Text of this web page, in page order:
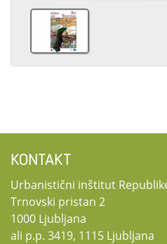
KONTAKT
Urbanistični inštitut
Trnovski pristan 2
1000 Ljubljana
ali p.p. 3419, 1115 Ljubljana